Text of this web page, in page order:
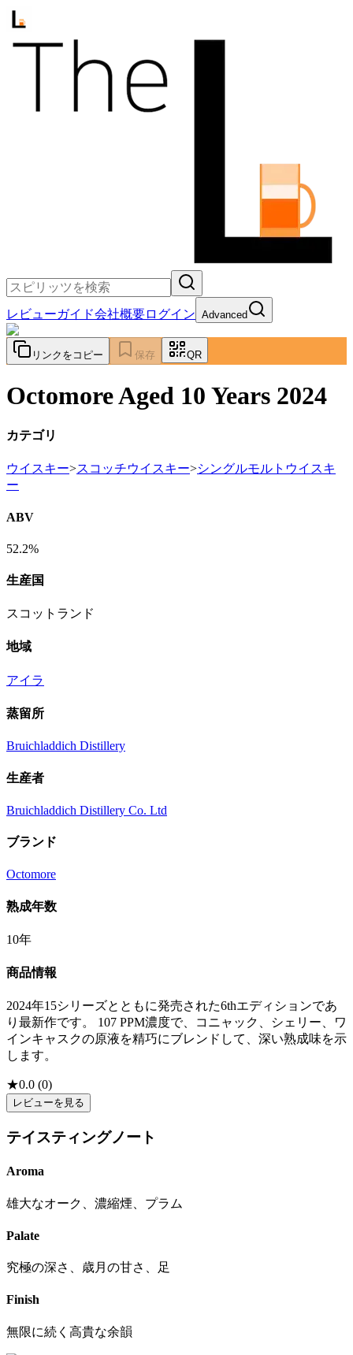
レビューガイド会社概要ログイン Advanced
リンクをコピー 保存 QR
Octomore Aged 10 Years 2024
カテゴリ
ウイスキー>スコッチウイスキー>シングルモルトウイスキ
ー
ABV
52.2%
生産国
スコットランド
地域
アイラ
蒸留所
Bruichladdich Distillery
生産者
Bruichladdich Distillery Co. Ltd
ブランド
Octomore
熟成年数
10年
商品情報
2024年15シリーズとともに発売された6thエディションであ
り最新作です。 107 PPM濃度で、コニャック、シェリー、ワ
インキャスクの原液を精巧にブレンドして、深い熟成味を示
します。
★0.0 (0)
レビューを見る
テイスティングノート
Aroma
雄大なオーク、濃縮煙、プラム
Palate
究極の深さ、歳月の甘さ、足
Finish
無限に続く高貴な余韻